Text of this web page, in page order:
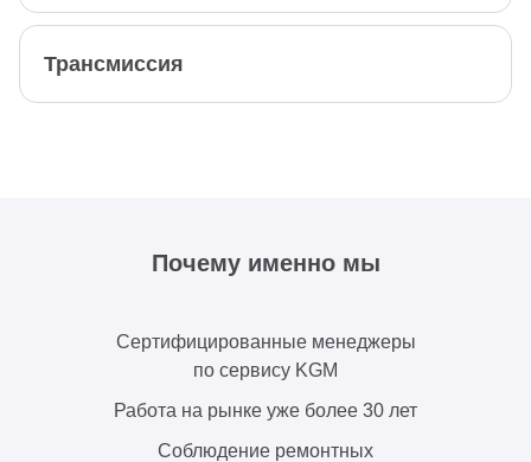
Трансмиссия
Почему именно мы
Сертифицированные менеджеры
по сервису KGM
Работа на рынке уже более 30 лет
Соблюдение ремонтных